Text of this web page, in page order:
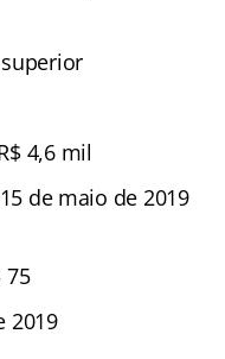
4,6 mil
de maio de 2019
75
2019